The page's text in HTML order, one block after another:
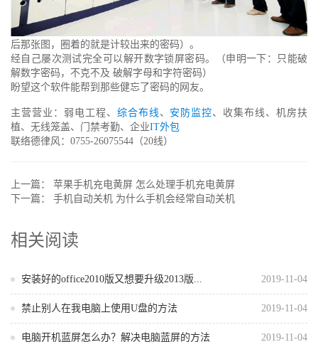
后那张图，圈着的就是计较出来的密码）。
经自己屡次测试完全可以解开数字锁屏密码。（申明一下：只能破
解数字密码，不克不及 破解字母和字符密码）
盼望这个软件能帮到那些健忘了密码的网友。
主营营业：弱电工程、 综合布线 、 安防监控、收集布线、机房扶
植、无线笼盖、门禁考勤、企业IT外包
联络德律风：0755-26075544（20线）
上一篇： 苹果手机充电黄屏 怎么处理手机充电黄屏
下一篇： 手机自动关机 为什么手机会经常自动关机
相关阅读
2019-11-04
安装好的office2010版又想要升级2013版...
2019-11-04
禁止别人在我电脑上使用U盘的方法
2019-11-04
电脑开机蓝屏怎么办？解决电脑蓝屏的方法